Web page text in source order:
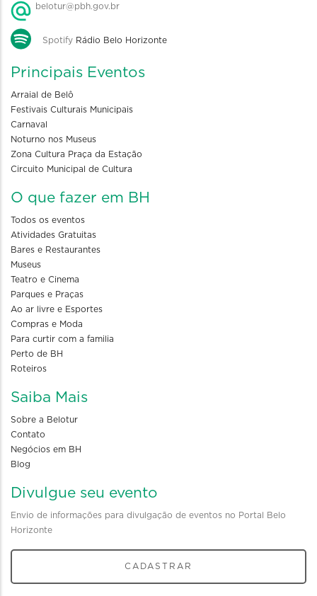
belotur@pbh.gov.br
Spotify Rádio Belo Horizonte
Principais Eventos
Arraial de Belô
Festivais Culturais Municipais
Carnaval
Noturno nos Museus
Zona Cultura Praça da Estação
Circuito Municipal de Cultura
O que fazer em BH
Todos os eventos
Atividades Gratuitas
Bares e Restaurantes
Museus
Teatro e Cinema
Parques e Praças
Ao ar livre e Esportes
Compras e Moda
Para curtir com a familia
Perto de BH
Roteiros
Saiba Mais
Sobre a Belotur
Contato
Negócios em BH
Blog
Divulgue seu evento
Envio de informações para divulgação de eventos no Portal Belo
Horizonte
CADASTRAR